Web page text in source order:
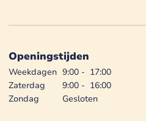
Openingstijden
Weekdagen 9:00 - 17:00
Zaterdag
9:00 - 16:00
Zondag
Gesloten